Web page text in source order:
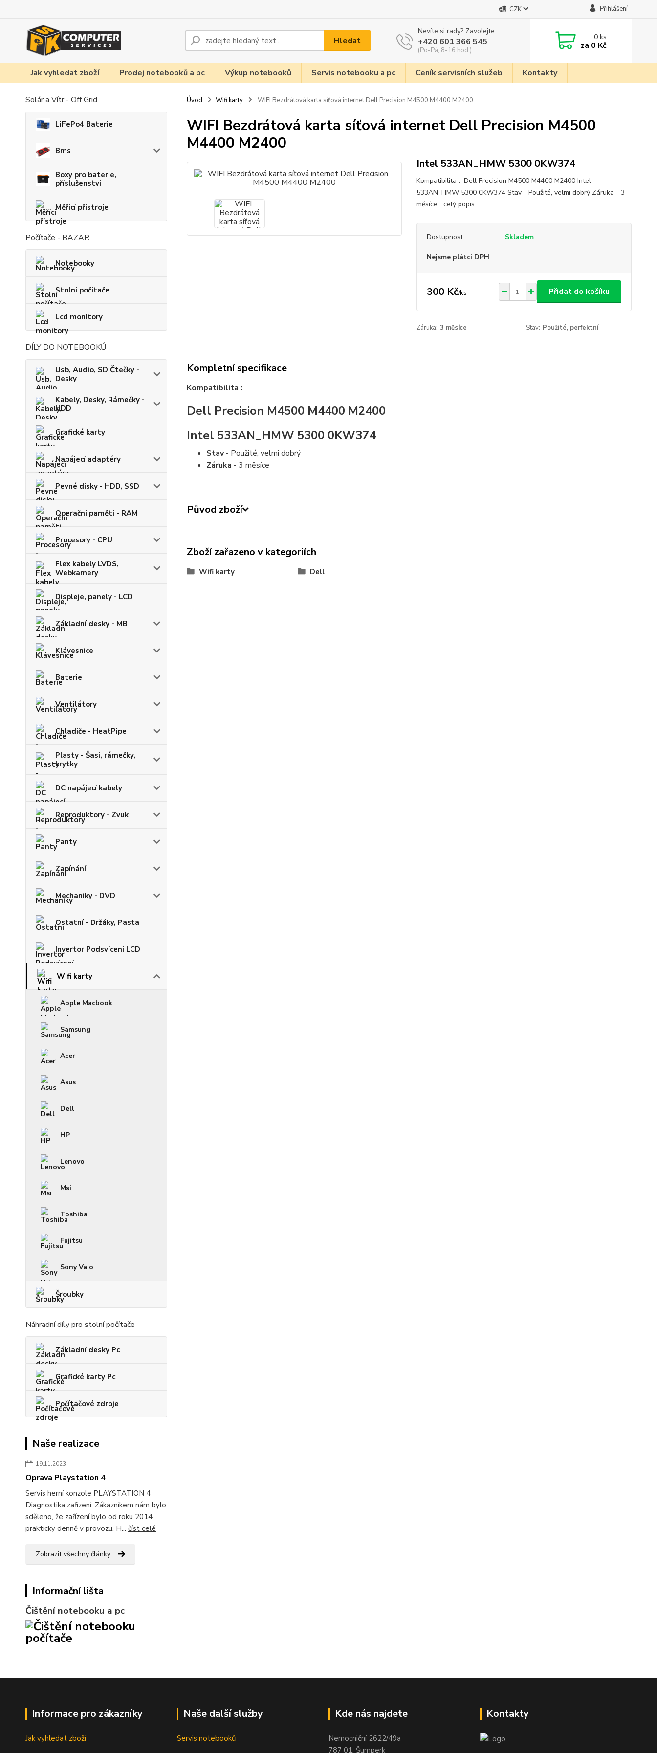
CZK Přihlášení
Hledat
Nevíte si rady? Zavolejte.
+420 601 366 545
(Po-Pá, 8-16 hod.)
0ks
za 0 Kč
Jak vyhledat zboží Prodej notebooků a pc Výkup notebooků Servis notebooku a pc Ceník servisních služeb Kontakty
Solár a Vítr - Off Grid
LiFePo4 Baterie
Bms
Boxy pro baterie,
příslušenství
Měřící přístroje
Počítače - BAZAR
Notebooky
Stolní počítače
Lcd monitory
DÍLY DO NOTEBOOKŮ
Usb, Audio, SD Čtečky -
Desky
Kabely, Desky, Rámečky -
HDD
Grafické karty
Napájecí adaptéry
Pevné disky - HDD, SSD
Operační paměti - RAM
Procesory - CPU
Flex kabely LVDS,
Webkamery
Displeje, panely - LCD
Základní desky - MB
Klávesnice
Baterie
Ventilátory
Chladiče - HeatPipe
Plasty - Šasi, rámečky,
krytky
DC napájecí kabely
Reproduktory - Zvuk
Panty
Zapínání
Mechaniky - DVD
Ostatní - Držáky, Pasta
Invertor Podsvícení LCD
Wifi karty
Apple Macbook
Samsung
Acer
Asus
Dell
HP
Lenovo
Msi
Toshiba
Fujitsu
Sony Vaio
Šroubky
Náhradní díly pro stolní počítače
Základní desky Pc
Grafické karty Pc
Počítačové zdroje
Naše realizace
19.11.2023
Oprava Playstation 4
Servis herní konzole PLAYSTATION 4
Diagnostika zařízení: Zákazníkem nám bylo
sděleno, že zařízení bylo od roku 2014
prakticky denně v provozu. H... číst celé
Zobrazit všechny články
Informační lišta
Čištění notebooku a pc
Úvod Wifi karty WIFI Bezdrátová karta síťová internet Dell Precision M4500 M4400 M2400
WIFI Bezdrátová karta síťová internet Dell Precision M4500
M4400 M2400
Intel 533AN_HMW 5300 0KW374
Kompatibilita : Dell Precision M4500 M4400 M2400 Intel
533AN_HMW 5300 0KW374 Stav - Použité, velmi dobrý Záruka - 3
měsíce celý popis
Dostupnost Skladem
Nejsme plátci DPH
300 Kč/ks Přidat do košíku
Záruka: 3 měsíce Stav: Použité, perfektní
Kompletní specifikace
Kompatibilita :
Dell Precision M4500 M4400 M2400
Intel 533AN_HMW 5300 0KW374
Stav- Použité, velmi dobrý
Záruka - 3 měsíce
Původ zboží
Zboží zařazeno v kategoriích
Wifi karty Dell
Informace pro zákazníky
Jak vyhledat zboží
Naše další služby
Servis notebooků
Kde nás najdete
Nemocniční 2622/49a
787 01, Šumperk
Kontakty